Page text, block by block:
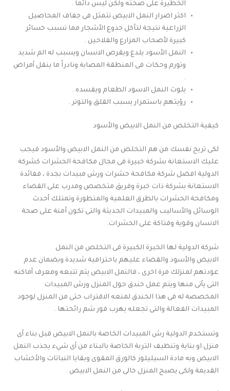
الخطيرة على صحته ولكن ليس دائماً .
اكثر اضرار النمل الابيض تتمثل فى جفاف المحاصيل
الزراعية نتيجة لتآكل جذوع الأشجار مما تسبب خسائر
كبيرة لأصحاب المزارع والفلاحين .
النمل الأسود يلدغ ويقرص الانسان ويسبب له الم شديد
وتورم وحكات فى المنطقة المصابة ونادراً ما ينقل أمراض
.
يلوث النمل الاسود الطعام ويفسده .
رؤيتهم باستمرار يسبب القلق والتوتر .
كيفية التخلص من النمل الابيض والأسود
لكى تريح نفسك من هم التخلص من النمل الابيض والأسود فيجب
عليك الاستعانة بشركة خبيرة فى مجال مكافحة الحشرات كشركة
الدولية افضل شركة مكافحة حشرات ورش مبيدات بجدة ، ففائدة
الاستعانة بشركة ذات خبرة وفريق متخصص ومدرب على القضاء
ومكافحة الحشرات بالطرق العلمية والمتطورة وتمتلك أحدث
الوسائل والأساليب والمبيدات الحديثة والتى تكون آمنة على صحة
الانسان وقوية وفتاكة على الحشرات.
شركة الدولية لها الخبرة الكبيرة فى التخلص من النمل
الابيض والأسود والقضاء عليهم باحترافية شديدة وبضمان عدم
عودتهم لمنزلك مرة اخرى ، فالنمل الابيض يتم تتبعه ومعرف أماكنه
التى يأتى منها ويتم عمل خندق حول المنزل ورش المبيدات
المخصصة له فى هذا الخندق لمنعه الاقتراب حتى من المنزل لوجود
المبيدات الفعالة والتى تجعله يهرب فور شم رائحتها .
وتستخدم الدولية رش المبيدات الخاصة بالنمل الابيض قبل بناء أى
منزل او بناية وتنظيف التربة الخاصة بالبناء من أى شيء يجذب النمل
الابيض وبه مادة السيليلوز كالورق المقوى وبقايا النباتات والأخشاب
القديمة ولكى يصبح المنزل خالى من النمل الابيض .